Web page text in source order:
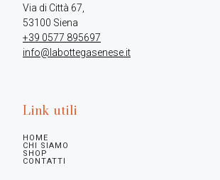
Via di Città 67,
+39 0577 895697
info@labottegasenese.it
Link utili
HOME
CHI SIAMO
SHOP
CONTATTI